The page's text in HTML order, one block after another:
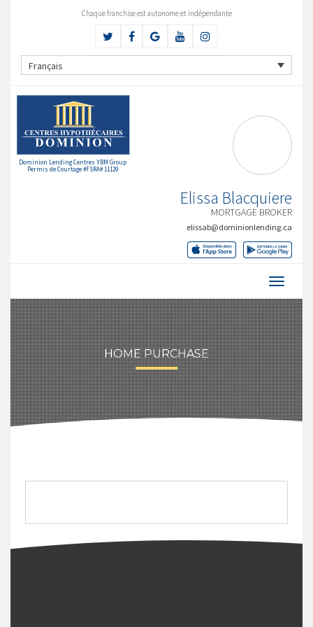
Chaque franchise est autonome et indépendante
Français
Dominion Lending Centres YBM Group
Permis de Courtage #FSRA# 11129
Elissa Blacquiere
MORTGAGE BROKER
elissab@dominionlending.ca
HOME PURCHASE